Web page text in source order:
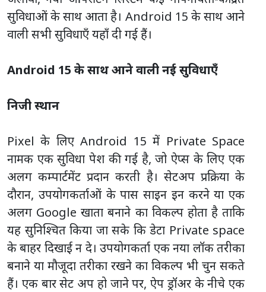
सुविधाओं के साथ आता है। Android 15 के साथ आने
वाली सभी सुविधाएँ यहाँ दी गई हैं।
Android 15 के साथ आने वाली नई सुविधाएँ
निजी स्थान
Pixel के लिए Android 15 में Private Space
नामक एक सुविधा पेश की गई है, जो ऐप्स के लिए एक
अलग कम्पार्टमेंट प्रदान करती है। सेटअप प्रक्रिया के
दौरान, उपयोगकर्ताओं के पास साइन इन करने या एक
अलग Google खाता बनाने का विकल्प होता है ताकि
यह सुनिश्चित किया जा सके कि डेटा Private space
के बाहर दिखाई न दे। उपयोगकर्ता एक नया लॉक तरीका
बनाने या मौजूदा तरीका रखने का विकल्प भी चुन सकते
हैं। एक बार सेट अप हो जाने पर, ऐप ड्रॉअर के नीचे एक